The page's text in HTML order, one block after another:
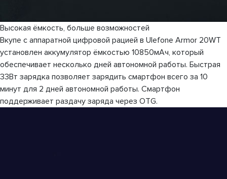
Высокая ёмкость, больше возможностей
Вкупе с аппаратной цифровой рацией в Ulefone Armor 20WT
установлен аккумулятор ёмкостью 10850мАч, который
обеспечивает несколько дней автономной работы. Быстрая
33Вт зарядка позволяет зарядить смартфон всего за 10
минут для 2 дней автономной работы. Смартфон
поддерживает раздачу заряда через OTG.